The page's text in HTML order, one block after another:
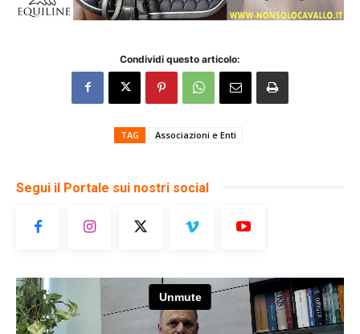
Condividi questo articolo:
TAG Associazioni e Enti
Segui il Portale sui nostri social